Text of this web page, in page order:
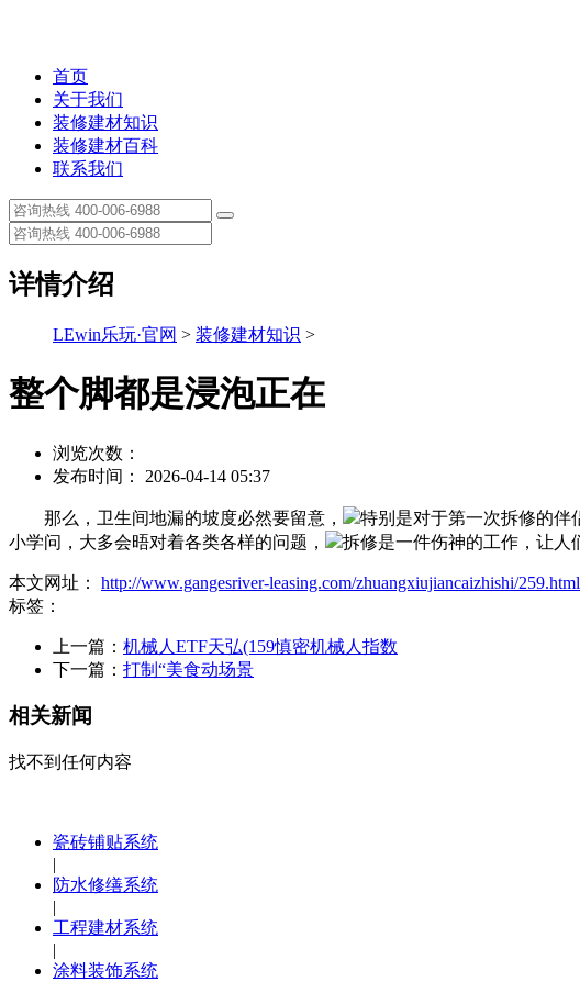
首页
关于我们
装修建材知识
装修建材百科
联系我们
详情介绍
LEwin乐玩·官网 > 装修建材知识 >
整个脚都是浸泡正在
浏览次数：
发布时间： 2026-04-14 05:37
那么，卫生间地漏的坡度必然要留意，
特别是对于第一次拆修的伴
小学问，大多会晤对着各类各样的问题，
拆修是一件伤神的工作，让人
本文网址： http://www.gangesriver-leasing.com/zhuangxiujiancaizhishi/259.html
标签：
上一篇： 机械人ETF天弘(159慎密机械人指数
下一篇： 打制“美食动场景
相关新闻
找不到任何内容
瓷砖铺贴系统
|
防水修缮系统
|
工程建材系统
|
涂料装饰系统